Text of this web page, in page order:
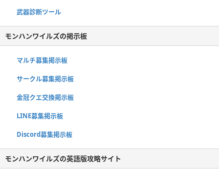
武器診断ツール
モンハンワイルズの掲示板
マルチ募集掲示板
サークル募集掲示板
金冠クエ交換掲示板
LINE募集掲示板
Discord募集掲示板
モンハンワイルズの英語版攻略サイト